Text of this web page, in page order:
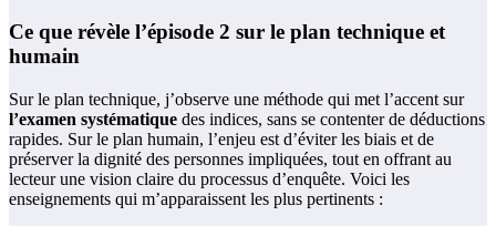
Ce que révèle l’épisode 2 sur le plan technique et
humain
Sur le plan technique, j’observe une méthode qui met l’accent sur
l’examen systématique des indices, sans se contenter de déductions
rapides. Sur le plan humain, l’enjeu est d’éviter les biais et de
préserver la dignité des personnes impliquées, tout en offrant au
lecteur une vision claire du processus d’enquête. Voici les
enseignements qui m’apparaissent les plus pertinents :